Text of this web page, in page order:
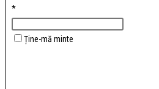
*
Ține-mă minte